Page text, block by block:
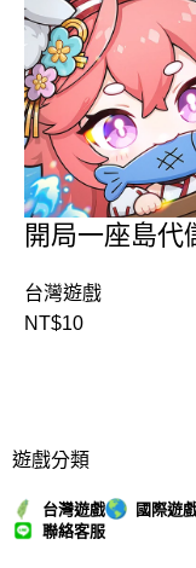
開局一座島代
台灣遊戲
NT$10
遊戲分類
台灣遊戲 國際遊
聯絡客服